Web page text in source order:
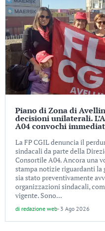
Piano di Zona di
decisioni unilaterali.
A04 convochi
La FP CGIL denuncia il
sindacali da parte della
Consortile A04. Ancora una
stampa notizie riguardanti la
sia stato preventivamente
organizzazioni sindacali,
vigente. Sono...
di redazione web- 3 Ago 2026